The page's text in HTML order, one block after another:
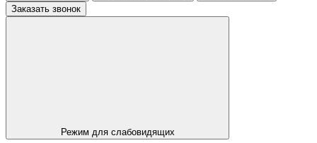
Заказать звонок
Режим для слабовидящих